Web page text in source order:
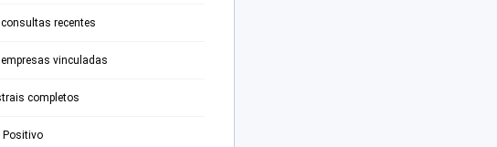
recentes
vinculadas
completos
Positivo